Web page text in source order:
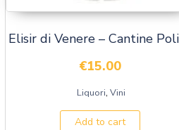
Elisir di Venere – Cantine
€15.00
Liquori, Vini
Add to cart